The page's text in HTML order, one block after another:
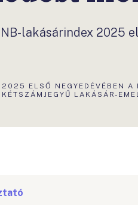
lakásárindex 2025
AKTUÁLIS
OLDAL:
2025 ELSŐ NEGYEDÉVÉBEN A
KÉTSZÁMJEGYŰ LAKÁSÁR-